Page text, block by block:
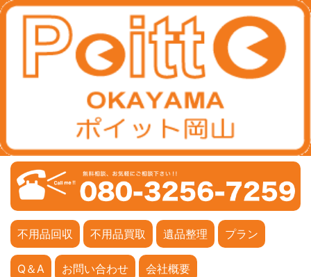
不用品回収 不用品買取 遺品整理 プラン
Q＆A お問い合わせ 会社概要